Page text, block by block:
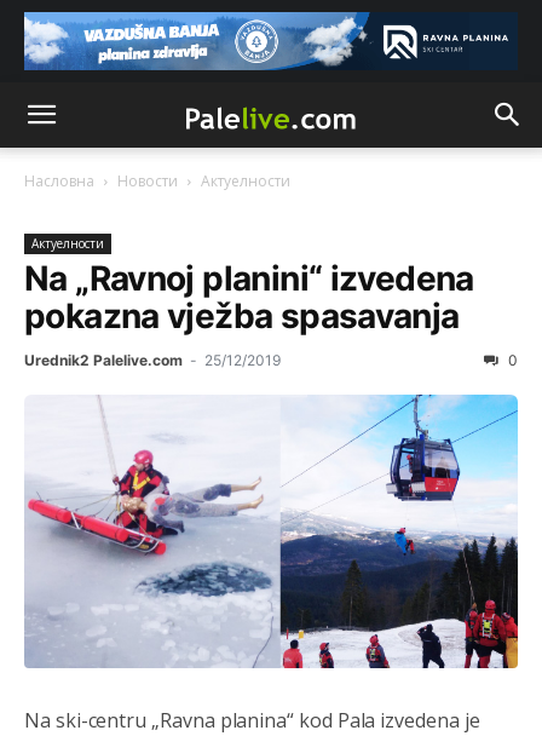
Насловна Новости Актуeлности
Актуeлности
Na „Ravnoj planini“ izvedena
pokazna vježba spasavanja
Urednik2 Palelive.com - 25/12/2019 0
Na ski-centru „Ravna planina“ kod Pala izvedena je